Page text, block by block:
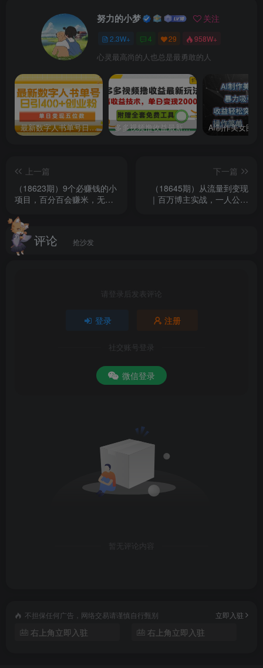
努力的小梦 关注
2.3W+ 4 29 958W+
心灵最高尚的人也总是最勇敢的人
最新数字人书单号日400+创业粉，单日变现五位数，市面卖5980附软件和详… 多多视频撸收益最新玩法，高收益技术，单日变现2000+，附赠全套技术资料
上一篇
（18623期）9个必赚钱的小
项目，百分百会赚米，无脑
下一篇
（18645期）从流量到变现
｜百万博主实战，一人公司
评论 抢沙发
请登录后发表评论
登录 注册
社交账号登录
微信登录
暂无评论内容
不担保任何广告，网络交易请谨慎自行甄别 立即入驻
右上角立即入驻 右上角立即入驻